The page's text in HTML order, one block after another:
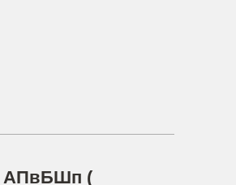
АПвБШп (